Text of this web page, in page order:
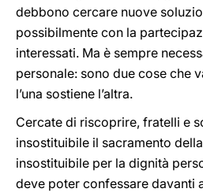
debbono cercare nuove
possibilmente con la
interessati. Ma è sempre
personale: sono due cose che
l’una sostiene l’altra.
Cercate di riscoprire, fratelli e
insostituibile il sacramento
insostituibile per la dignità
deve poter confessare davanti